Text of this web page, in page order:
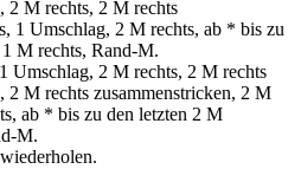
2 M rechts, 2 M rechts
1 Umschlag, 2 M rechts, ab * bis zu
M rechts, Rand-M.
Umschlag, 2 M rechts, 2 M rechts
2 M rechts zusammenstricken, 2 M
ab * bis zu den letzten 2 M
M.